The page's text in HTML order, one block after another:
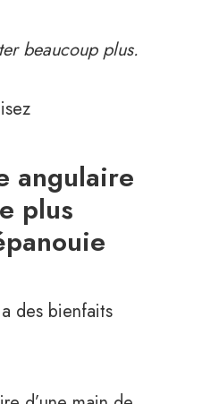
beaucoup plus.
angulaire
plus
des bienfaits